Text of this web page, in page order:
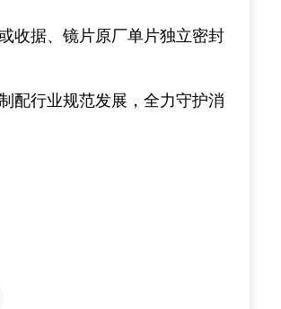
收据、镜片原厂单片独立密封
配行业规范发展，全力守护消